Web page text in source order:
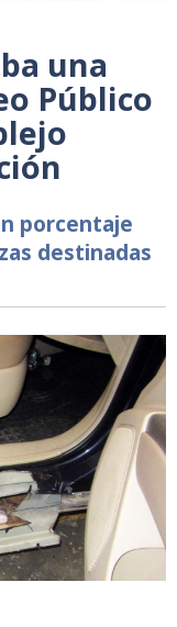
una
Público
porcentaje
destinadas